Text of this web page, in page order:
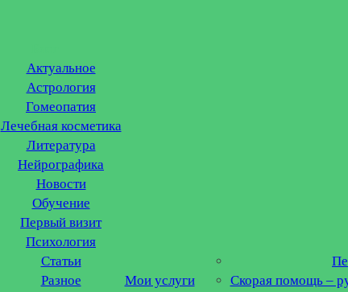
Актуальное
Астрология
Гомеопатия
Лечебная косметика
Литература
Нейрографика
Новости
Обучение
Первый визит
Психология
Статьи
Разное
Мои услуги
Скорая помощь –